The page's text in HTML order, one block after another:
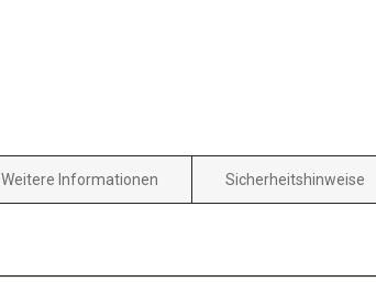
Weitere Informationen Sicherheitshinweise